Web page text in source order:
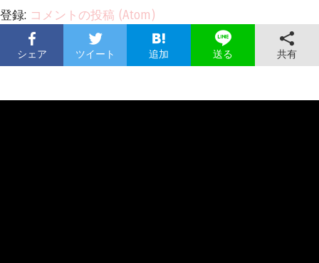
登録: コメントの投稿 (Atom)
シェア ツイート 追加 送る 共有